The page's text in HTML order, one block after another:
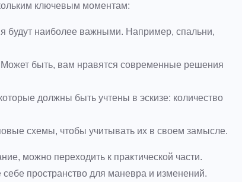
ключевым моментам:
будут наиболее важными. Например, спальни,
быть, вам нравятся современные решения
должны быть учтены в эскизе: количество
схемы, чтобы учитывать их в своем замысле.
можно переходить к практической части.
пространство для маневра и изменений.